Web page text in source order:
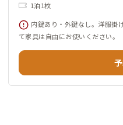
1泊1枚
内鍵あり・外鍵なし。洋服掛
て家具は自由にお使いください。